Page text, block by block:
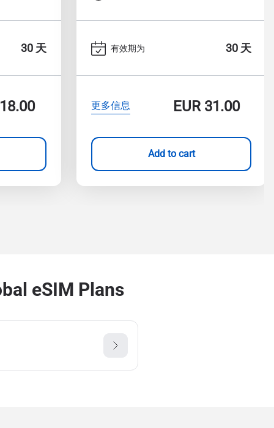
30 天 有效期为 30 天
更多信息 EUR31.00
Add to cart
eSIM Plans